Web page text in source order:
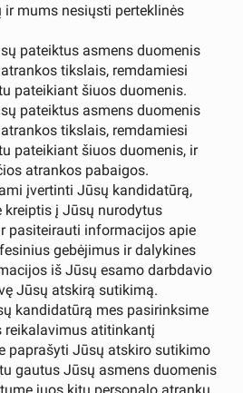
mums nesiųsti perteklinės
pateiktus asmens duomenis
tikslais, remdamiesi
pateikiant šiuos duomenis.
pateiktus asmens duomenis
tikslais, remdamiesi
pateikiant šiuos duomenis, ir
atrankos pabaigos.
įvertinti Jūsų kandidatūrą,
kreiptis į Jūsų nurodytus
pasiteirauti informacijos apie
gebėjimus ir dalykines
iš Jūsų esamo darbdavio
Jūsų atskirą sutikimą.
kandidatūrą mes pasirinksime
reikalavimus atitinkantį
paprašyti Jūsų atskiro sutikimo
gautus Jūsų asmens duomenis